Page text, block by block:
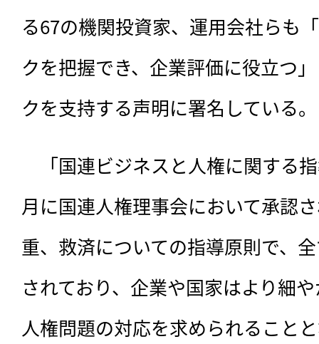
る67の機関投資家、運用会社らも
クを把握でき、企業評価に役立つ
クを支持する声明に署名している。
「国連ビジネスと人権に関する
月に国連人権理事会において承認
重、救済についての指導原則で、
されており、企業や国家はより細
人権問題の対応を求められること